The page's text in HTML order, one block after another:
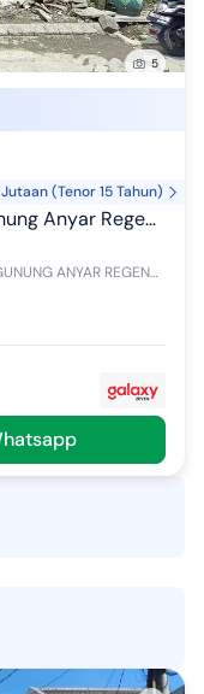
5
(Tenor 15 Tahun)
Anyar Regency
axz2525 JUAL RUMAH HITUNG TANAH PURI GUNUNG ANYAR REGENCY Luas Tanah 84m² ( 6x14 ) Luas Bangunan 42m² 1 Lantai, Butuh Renov Kamar Tidur 2 Kamar...